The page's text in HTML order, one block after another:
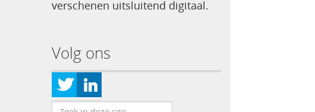
verschenen uitsluitend digitaal.
Volg ons